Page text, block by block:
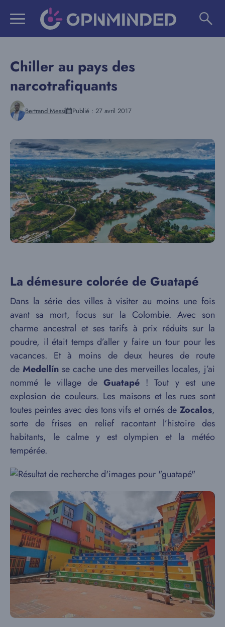
Chiller au pays des
narcotrafiquants
Bertrand Messi Publié : 27 avril 2017
La démesure colorée de Guatapé
Dans la série des villes à visiter au moins une fois
avant sa mort, focus sur la Colombie. Avec son
charme ancestral et ses tarifs à prix réduits sur la
poudre, il était temps d’aller y faire un tour pour les
vacances. Et à moins de deux heures de route
de Medellínse cache une des merveilles locales, j’ai
nommé le village de Guatapé! Tout y est une
explosion de couleurs. Les maisons et les rues sont
toutes peintes avec des tons vifs et ornés de Zocalos,
sorte de frises en relief racontant l’histoire des
habitants, le calme y est olympien et la météo
tempérée.